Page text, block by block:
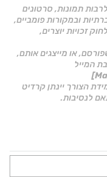
תמונות, סרטונים
ובמקורות פומביים,
להוראות סעיף 27א לחוק זכויות יוצרים,
או מייצגים אותם,
המייל
הצורך יינתן קרדיט
לנסיבות.